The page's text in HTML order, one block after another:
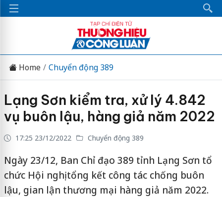
Home Chuyển động 389
Lạng Sơn kiểm tra, xử lý 4.842
vụ buôn lậu, hàng giả năm 2022
17:25 23/12/2022 Chuyển động 389
Ngày 23/12, Ban Chỉ đạo 389 tỉnh Lạng Sơn tổ
chức Hội nghị tổng kết công tác chống buôn
lậu, gian lận thương mại hàng giả năm 2022.